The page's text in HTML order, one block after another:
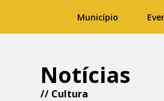
Município
Notícias
// Cultura